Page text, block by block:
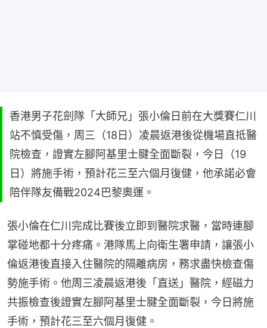
香港男子花劍隊「大師兄」張小倫日前在大獎賽仁川
站不慎受傷，周三（18日）凌晨返港後從機場直抵醫
院檢查，證實左腳阿基里士腱全面斷裂，今日（19
日）將施手術，預計花三至六個月復健，他承諾必會
陪伴隊友備戰2024巴黎奧運。
張小倫在仁川完成比賽後立即到醫院求醫，當時連腳
掌碰地都十分疼痛。港隊馬上向衛生署申請，讓張小
倫返港後直接入住醫院的隔離病房，務求盡快檢查傷
勢施手術。他周三凌晨返港後「直送」醫院，經磁力
共振檢查後證實左腳阿基里士腱全面斷裂，今日將施
手術，預計花三至六個月復健。